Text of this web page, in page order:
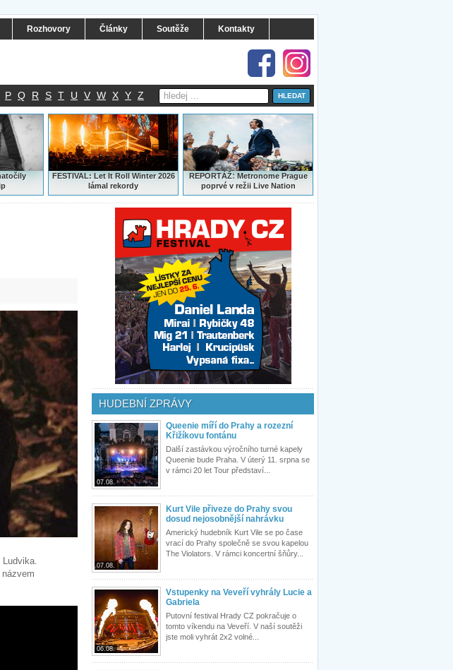
Rozhovory Články Soutěže Kontakty
P Q R S T U V W X Y Z
FESTIVAL: Let It Roll Winter 2026
lámal rekordy
REPORTÁŽ:Metronome Prague
poprvé v režii Live Nation
HUDEBNÍ ZPRÁVY
07.08.
Queenie míří do Prahy a rozezní
Křižíkovu fontánu
Další zastávkou výročního turné kapely
Queenie bude Praha. V úterý 11. srpna se
v rámci 20 let Tour představí...
07.08.
Kurt Vile přiveze do Prahy svou
dosud nejosobnější nahrávku
Americký hudebník Kurt Vile se po čase
vrací do Prahy společně se svou kapelou
The Violators. V rámci koncertní šňůry...
06.08.
Vstupenky na Veveří vyhrály Lucie a
Gabriela
Putovní festival Hrady CZ pokračuje o
tomto víkendu na Veveří. V naší soutěži
jste moli vyhrát 2x2 volné...